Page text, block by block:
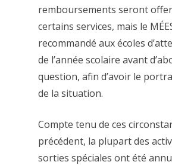
remboursements seront
certains services, mais le
recommandé aux écoles
de l’année scolaire avant
question, afin d’avoir le
de la situation.
Compte tenu de ces
précédent, la plupart des
sorties spéciales ont été